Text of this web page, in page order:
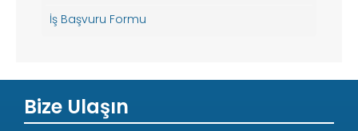
İş Başvuru Formu
Bize Ulaşın